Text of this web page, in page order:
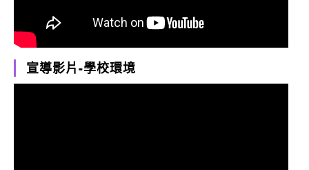
宣導影片-學校環境